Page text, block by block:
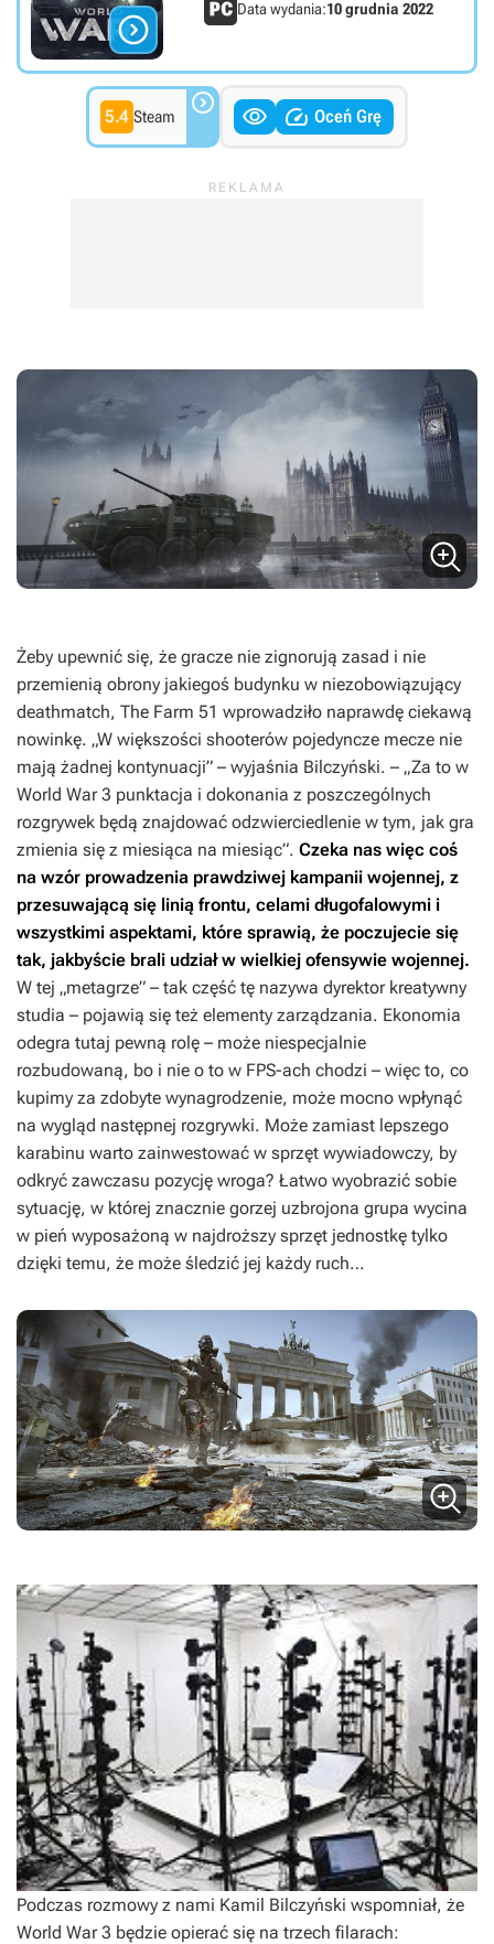
 Data wydania:10 grudnia 2022
5.4 Steam    Oceń Grę
Żeby upewnić się, że gracze nie zignorują zasad i nie
przemienią obrony jakiegoś budynku w niezobowiązujący
deathmatch, The Farm 51 wprowadziło naprawdę ciekawą
nowinkę. „W większości shooterów pojedyncze mecze nie
mają żadnej kontynuacji” – wyjaśnia Bilczyński. – „Za to w
World War 3 punktacja i dokonania z poszczególnych
rozgrywek będą znajdować odzwierciedlenie w tym, jak gra
zmienia się z miesiąca na miesiąc”. Czeka nas więc coś
na wzór prowadzenia prawdziwej kampanii wojennej, z
przesuwającą się linią frontu, celami długofalowymi i
wszystkimi aspektami, które sprawią, że poczujecie się
tak, jakbyście brali udział w wielkiej ofensywie wojennej.
W tej „metagrze” – tak część tę nazywa dyrektor kreatywny
studia – pojawią się też elementy zarządzania. Ekonomia
odegra tutaj pewną rolę – może niespecjalnie
rozbudowaną, bo i nie o to w FPS-ach chodzi – więc to, co
kupimy za zdobyte wynagrodzenie, może mocno wpłynąć
na wygląd następnej rozgrywki. Może zamiast lepszego
karabinu warto zainwestować w sprzęt wywiadowczy, by
odkryć zawczasu pozycję wroga? Łatwo wyobrazić sobie
sytuację, w której znacznie gorzej uzbrojona grupa wycina
w pień wyposażoną w najdroższy sprzęt jednostkę tylko
dzięki temu, że może śledzić jej każdy ruch…
Podczas rozmowy z nami Kamil Bilczyński wspomniał, że
World War 3 będzie opierać się na trzech filarach: